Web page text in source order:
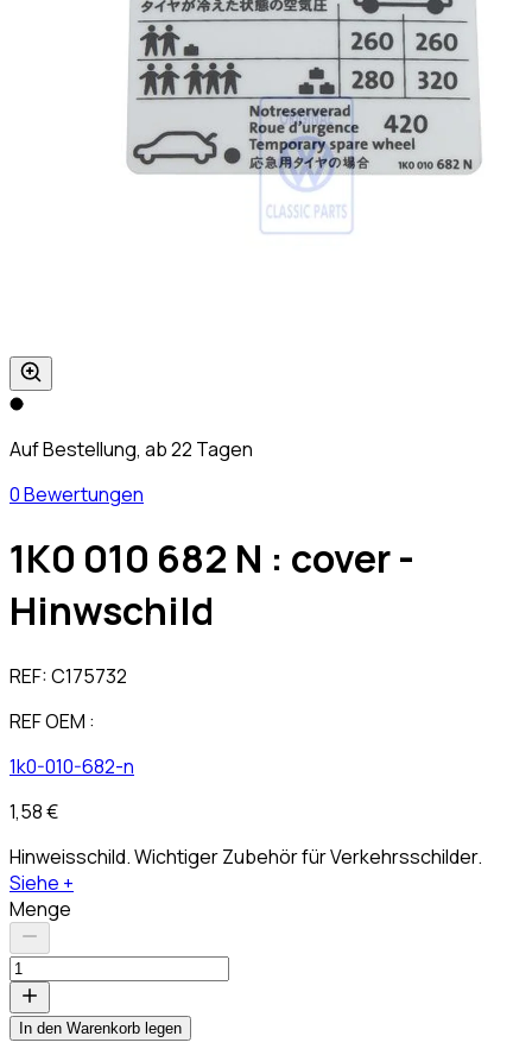
Auf Bestellung, ab 22 Tagen
0 Bewertungen
1K0 010 682 N : cover -
Hinwschild
REF:C175732
REF OEM :
1k0-010-682-n
1,58 €
Hinweisschild. Wichtiger Zubehör für Verkehrsschilder.
Siehe +
Menge
In den Warenkorb legen